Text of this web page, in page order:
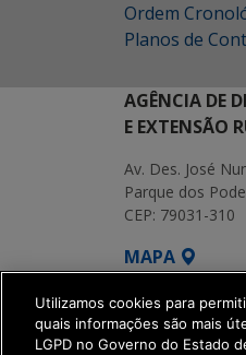
Ordem
Planos de
AGÊNCIA DE
E EXTENSÃO
Av. Des. José
Parque dos
CEP: 79031-310
MAPA
SETDIG |
Utilizamos cookies para
quais informações são mais
LGPD no Governo do Estado